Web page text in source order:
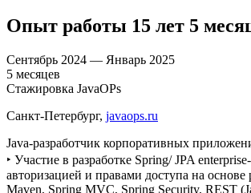
Опыт работы 15 лет 5
Сентябрь 2024 — Январь 2025
5 месяцев
Стажировка JavaOPs
Санкт-Петербург, javaops.ru
Java-разработчик корпоративных
‣ Участие в разработке Spring/ JPA
авторизацией и правами доступа на основе
Maven, Spring MVC, Spring Security, REST